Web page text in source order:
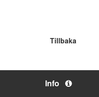
Tillbaka
Info